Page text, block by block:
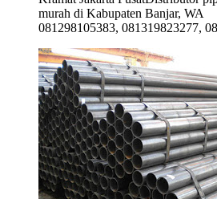
murah di Kabupaten Banjar, WA
081298105383, 081319823277,